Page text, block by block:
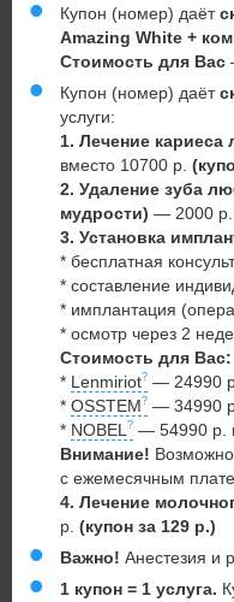
Купон (номер) даёт
Amazing White +
Стоимость для Вас
Купон (номер) даёт
услуги:
1. Лечение
вместо 10700 р.
2. Удаление зуба
мудрости) — 2000 р.
3. Установка
* бесплатная
* составление
* имплантация
* осмотр через 2
Стоимость для Вас:
* Lenmiriot — 24990
* OSSTEM
— 34990
* NOBEL — 54990 р.
Внимание!
с ежемесячным
4. Лечение
р. (купон за 129 р.)
Важно! Анестезия и
1 купон = 1 услуга.